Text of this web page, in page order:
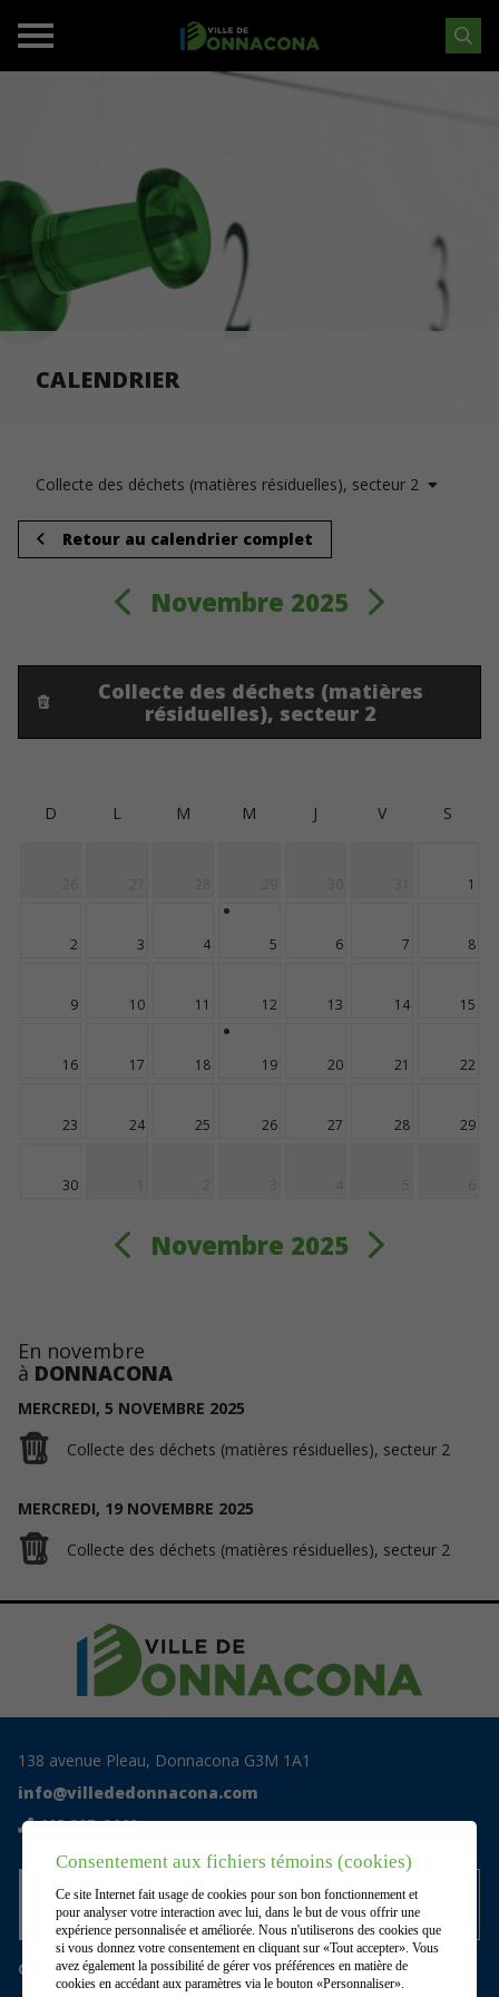
CALENDRIER
Collecte des déchets (matières résiduelles), secteur 2
Retour au calendrier complet
Novembre 2025
Collecte des déchets (matières
résiduelles), secteur 2
D L M M J V S
1
2 3 4 5 6 7 8
9 10 11 12 13 14 15
16 17 18 19 20 21 22
23 24 25 26 27 28 29
30
Novembre 2025
En novembre
à DONNACONA
MERCREDI, 5 NOVEMBRE 2025
Collecte des déchets (matières résiduelles), secteur 2
MERCREDI, 19 NOVEMBRE 2025
Collecte des déchets (matières résiduelles), secteur 2
Consentement aux fichiers témoins (cookies)
Ce site Internet fait usage de cookies pour son bon fonctionnement et
pour analyser votre interaction avec lui, dans le but de vous offrir une
expérience personnalisée et améliorée. Nous n'utiliserons des cookies que
si vous donnez votre consentement en cliquant sur «Tout accepter». Vous
avez également la possibilité de gérer vos préférences en matière de
cookies en accédant aux paramètres via le bouton «Personnaliser».
138 avenue Pleau, Donnacona G3M 1A1
info@villededonnacona.com
418 285-0110
Accédez au centre documentaire
privé
Gérer mes témoins (cookies)